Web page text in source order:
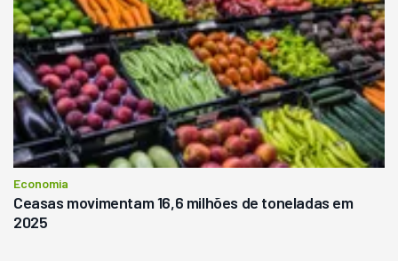
Economia
Ceasas movimentam 16,6 milhões de toneladas em
2025